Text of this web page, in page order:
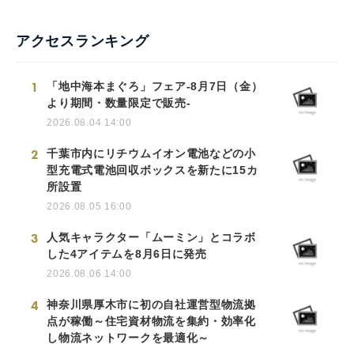
アクセスランキング
1
「地中海本まぐろ」フェア-8月7日（金）
より期間・数量限定で販売-
2026.08.04 14:00
2
千葉市内にリチウムイオン電池などの小
型充電式電池回収ボックスを新たに15カ
所設置
2026.08.05 16:00
3
人気キャラクター「ムーミン」とコラボ
した4アイテムを8月6日に発売
2026.08.06 14:00
4
神奈川県厚木市に初の自社運営型物流拠
点が稼働～住宅資材物流を集約・効率化
し物流ネットワークを最適化～